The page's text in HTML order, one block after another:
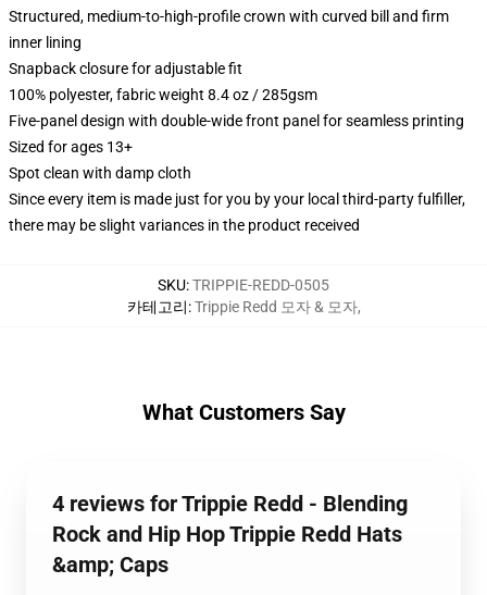
Structured, medium-to-high-profile crown with curved bill and firm
inner lining
Snapback closure for adjustable fit
100% polyester, fabric weight 8.4 oz / 285gsm
Five-panel design with double-wide front panel for seamless printing
Sized for ages 13+
Spot clean with damp cloth
Since every item is made just for you by your local third-party fulfiller,
there may be slight variances in the product received
SKU:TRIPPIE-REDD-0505
카테고리:Trippie Redd 모자 & 모자,
What Customers Say
4 reviews for Trippie Redd - Blending
Rock and Hip Hop Trippie Redd Hats
&amp; Caps